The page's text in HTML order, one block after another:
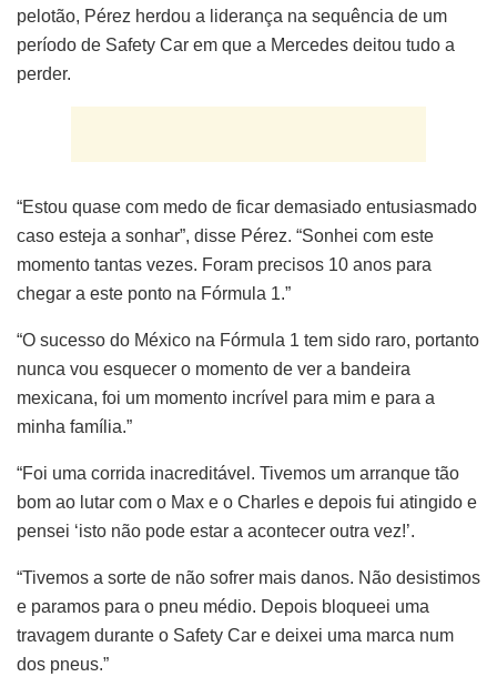
pelotão, Pérez herdou a liderança na sequência de um
período de Safety Car em que a Mercedes deitou tudo a
perder.
“Estou quase com medo de ficar demasiado entusiasmado
caso esteja a sonhar”, disse Pérez. “Sonhei com este
momento tantas vezes. Foram precisos 10 anos para
chegar a este ponto na Fórmula 1.”
“O sucesso do México na Fórmula 1 tem sido raro, portanto
nunca vou esquecer o momento de ver a bandeira
mexicana, foi um momento incrível para mim e para a
minha família.”
“Foi uma corrida inacreditável. Tivemos um arranque tão
bom ao lutar com o Max e o Charles e depois fui atingido e
pensei ‘isto não pode estar a acontecer outra vez!’.
“Tivemos a sorte de não sofrer mais danos. Não desistimos
e paramos para o pneu médio. Depois bloqueei uma
travagem durante o Safety Car e deixei uma marca num
dos pneus.”